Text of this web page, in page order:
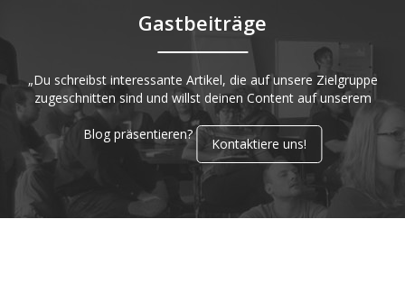
Gastbeiträge
„Du schreibst interessante Artikel, die auf unsere Zielgruppe
zugeschnitten sind und willst deinen Content auf unserem
Blog präsentieren?
Kontaktiere uns!